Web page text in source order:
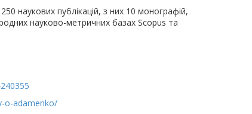
наукових публікацій, з них 10 монографій,
науково-метричних базах Scopus та
o-adamenko/